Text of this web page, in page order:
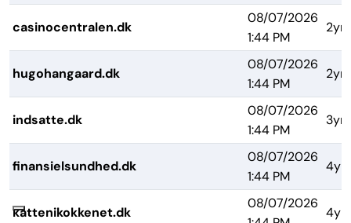
casinocentralen.dk
08/07/2026
1:44 PM
2yrs
hugohangaard.dk
08/07/2026
1:44 PM
2yrs
indsatte.dk
08/07/2026
1:44 PM
3yrs
finansielsundhed.dk
08/07/2026
1:44 PM
4yrs
kattenikokkenet.dk
08/07/2026
4yrs